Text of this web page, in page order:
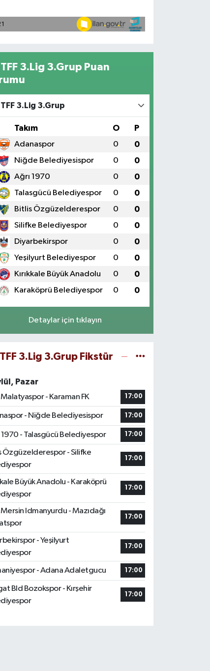
TFF 3.Lig 3.Grup Puan
TFF 3.Lig 3.Grup
Takım O P
Adanaspor 0 0
Niğde Belediyesispor 0 0
Ağrı 1970 0 0
Talasgücü Belediyespor 0 0
Bitlis Özgüzelderespor 0 0
Silifke Belediyespor 0 0
Diyarbekirspor 0 0
Yeşilyurt Belediyespor 0 0
Kırıkkale Büyük Anadolu 0 0
Karaköprü Belediyespor 0 0
Detaylar için tıklayın
TFF 3.Lig 3.Grup Fikstür
Pazar
- Karaman FK
17:00
- Niğde Belediyesispor 17:00
1970 - Talasgücü Belediyespor 17:00
Özgüzelderespor - Silifke
17:00
Büyük Anadolu - Karaköprü
17:00
Idmanyurdu - Mazıdağı
17:00
- Yeşilyurt
17:00
- Adana Adaletgucu 17:00
Bld Bozokspor - Kırşehir
17:00